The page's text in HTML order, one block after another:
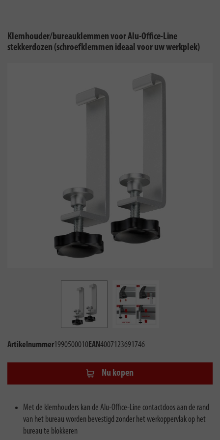
Klemhouder/bureauklemmen voor Alu-Office-Line
stekkerdozen (schroefklemmen ideaal voor uw werkplek)
Artikelnummer1990500010EAN4007123691746
Nu kopen
Met de klemhouders kan de Alu-Office-Line contactdoos aan de rand
van het bureau worden bevestigd zonder het werkoppervlak op het
bureau te blokkeren